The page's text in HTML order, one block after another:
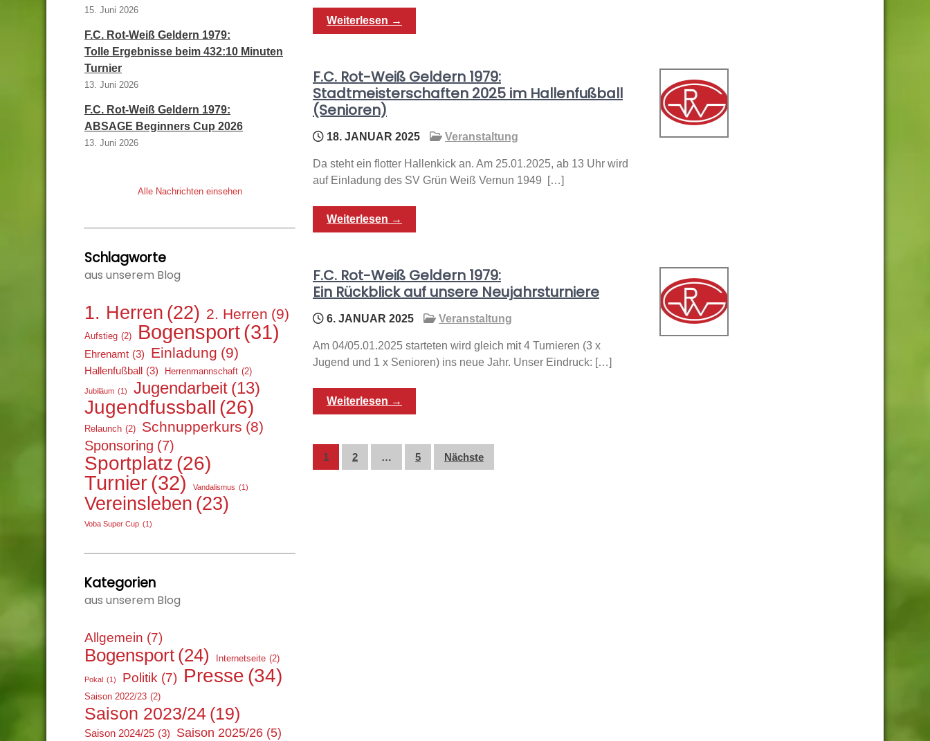
Weiterlesen →
F.C. Rot-Weiß Geldern 1979:
Stadtmeisterschaften 2025 im Hallenfußball
(Senioren)
18. JANUAR 2025 Veranstaltung
Da steht ein flotter Hallenkick an. Am 25.01.2025, ab 13 Uhr wird
auf Einladung des SV Grün Weiß Vernun 1949 […]
Weiterlesen →
F.C. Rot-Weiß Geldern 1979:
Ein Rückblick auf unsere Neujahrsturniere
6. JANUAR 2025 Veranstaltung
Am 04/05.01.2025 starteten wird gleich mit 4 Turnieren (3 x
Jugend und 1 x Senioren) ins neue Jahr. Unser Eindruck: […]
Weiterlesen →
Seitennummerierung
1 2 … 5 Nächste
15. Juni 2026
F.C. Rot-Weiß Geldern 1979:
Tolle Ergebnisse beim 432:10 Minuten
Turnier
13. Juni 2026
F.C. Rot-Weiß Geldern 1979:
ABSAGE Beginners Cup 2026
13. Juni 2026
Alle Nachrichten einsehen
Schlagworte
aus unserem Blog
1. Herren (22) 2. Herren (9)
Aufstieg (2) Bogensport(31)
Ehrenamt (3) Einladung (9)
Hallenfußball (3) Herrenmannschaft (2)
Jubiläum (1) Jugendarbeit (13)
Jugendfussball (26)
Relaunch (2) Schnupperkurs (8)
Sponsoring (7)
Sportplatz (26)
Turnier(32) Vandalismus (1)
Vereinsleben (23)
Voba Super Cup (1)
Kategorien
aus unserem Blog
Allgemein (7)
Bogensport (24) Internetseite (2)
Pokal (1) Politik (7) Presse (34)
Saison 2022/23 (2)
Saison 2023/24 (19)
Saison 2024/25 (3) Saison 2025/26 (5)